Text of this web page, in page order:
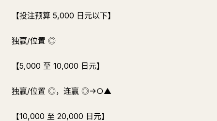
【投注预算 5,000 日元以下】
独赢/位置 ◎
【5,000 至 10,000 日元】
独赢/位置 ◎，连赢 ◎→○▲
【10,000 至 20,000 日元】